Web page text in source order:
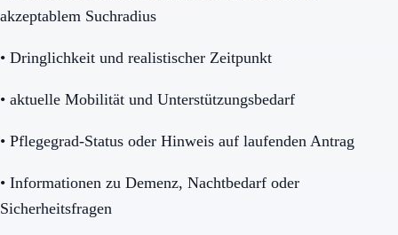
akzeptablem Suchradius
• Dringlichkeit und realistischer Zeitpunkt
• aktuelle Mobilität und Unterstützungsbedarf
• Pflegegrad-Status oder Hinweis auf laufenden Antrag
• Informationen zu Demenz, Nachtbedarf oder
Sicherheitsfragen